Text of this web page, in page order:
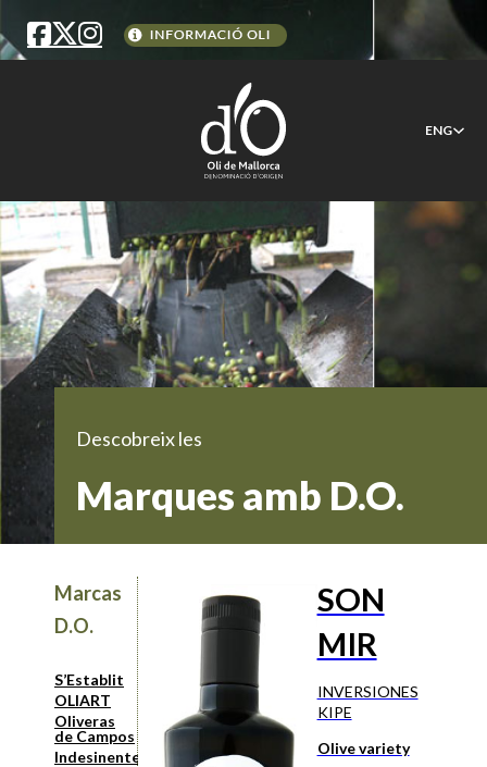
ENG
Descobreix les
Marques amb D.O.
Marcas
D.O.
S’Establit
OLIART
Oliveras
de Campos
Indesinenter
SON
MIR
INVERSIONES
KIPE
Olive variety